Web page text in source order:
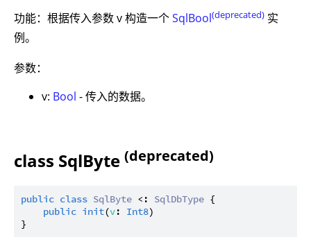
功能：根据传入参数 v 构造一个SqlBool(deprecated) 实
例。
参数：
v: Bool - 传入的数据。
class SqlByte (deprecated)
public class SqlByte <: SqlDbType {
public init(v: Int8)